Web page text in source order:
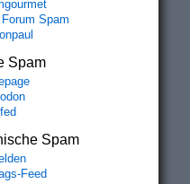
Spam
Spam
Spam
Feed